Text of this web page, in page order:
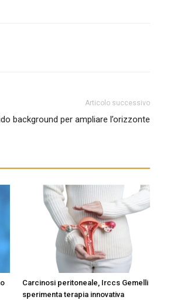
Articolo successivo
background per ampliare l’orizzonte
Carcinosi peritoneale, Irccs Gemelli
sperimenta terapia innovativa